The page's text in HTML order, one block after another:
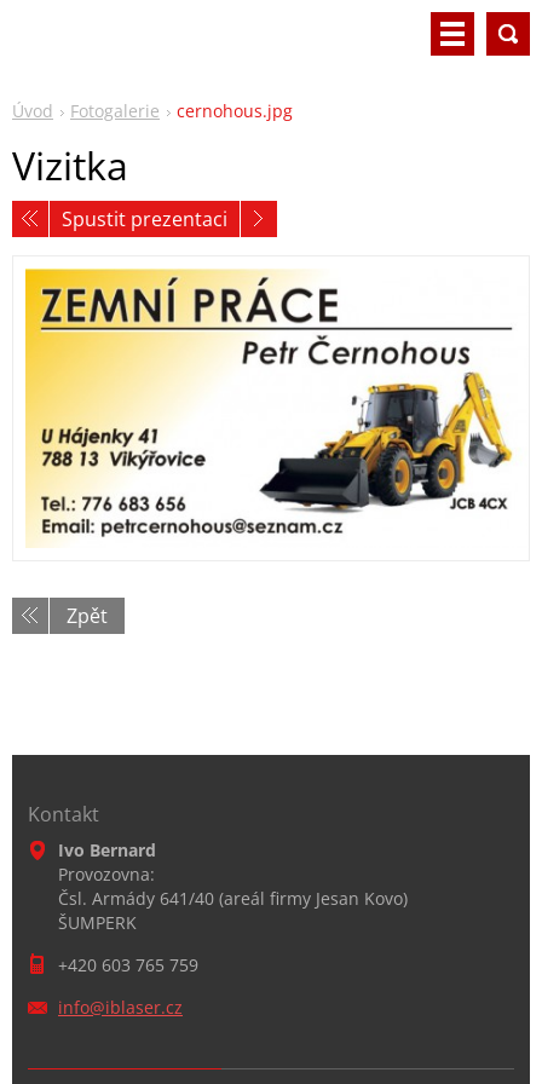
Úvod Fotogalerie cernohous.jpg
Vizitka
Spustit prezentaci
Zpět
Kontakt
Ivo Bernard
Provozovna:
Čsl. Armády 641/40 (areál firmy Jesan Kovo)
ŠUMPERK
+420 603 765 759
info@iblaser.cz